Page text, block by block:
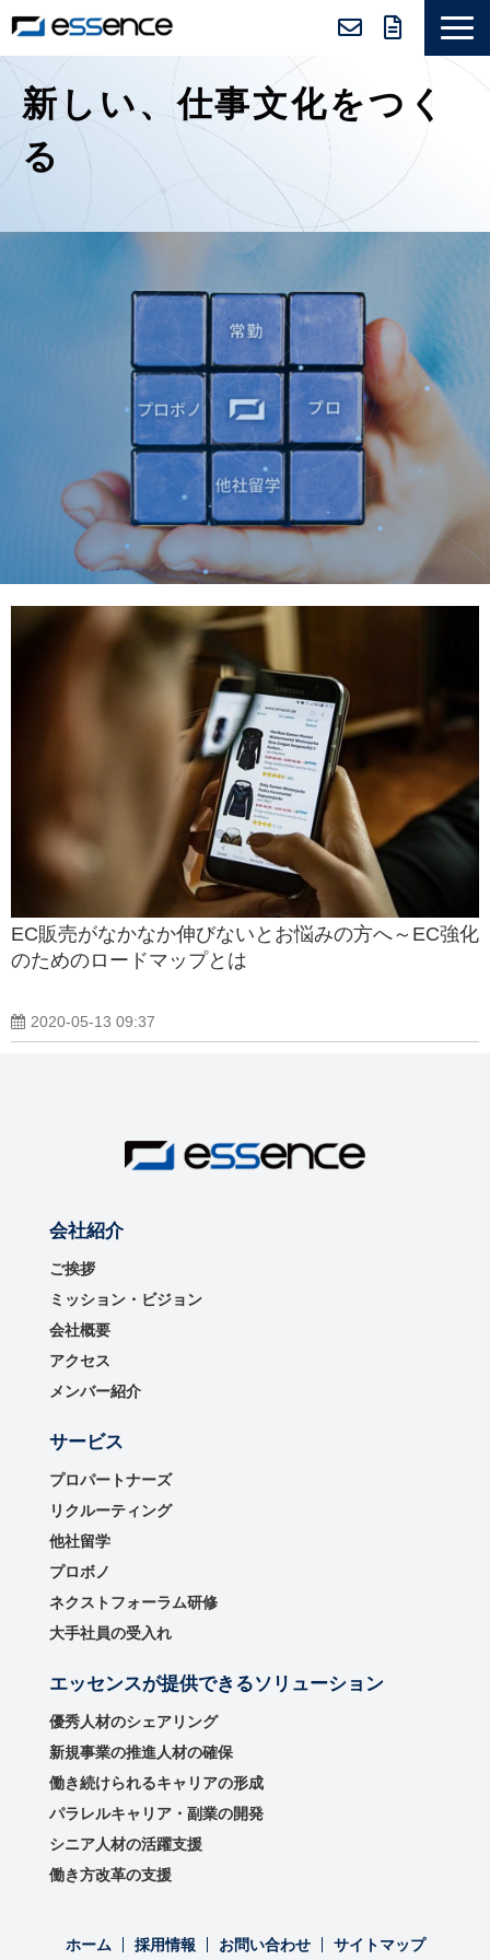
ニュース＆トピックス
会社紹介
導入事例
新しい、仕事文化をつく
る
EC販売がなかなか伸びないとお悩みの方へ～EC強化
のためのロードマップとは
2020-05-13 09:37
会社紹介
ご挨拶
ミッション・ビジョン
会社概要
アクセス
メンバー紹介
サービス
プロパートナーズ
リクルーティング
他社留学
プロボノ
ネクストフォーラム研修
大手社員の受入れ
エッセンスが提供できるソリューション
優秀⼈材のシェアリング
新規事業の推進⼈材の確保
働き続けられるキャリアの形成
パラレルキャリア・副業の開発
シニア人材の活躍支援
働き方改革の支援
ホーム 採用情報 お問い合わせ サイトマップ